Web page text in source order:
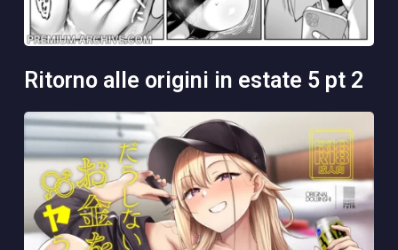
ritorno alle origini in estate 5 pt 2